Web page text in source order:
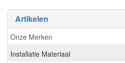
Artikelen
Onze Merken
Installatie Materiaal